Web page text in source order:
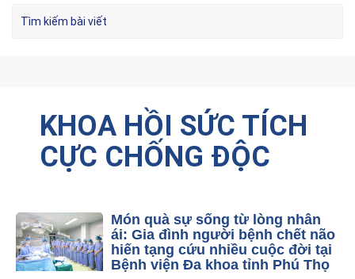
KHOA HỒI SỨC TÍCH
CỰC CHỐNG ĐỘC
Món quà sự sống từ lòng nhân
ái: Gia đình người bệnh chết não
hiến tạng cứu nhiều cuộc đời tại
Bệnh viện Đa khoa tỉnh Phú Thọ